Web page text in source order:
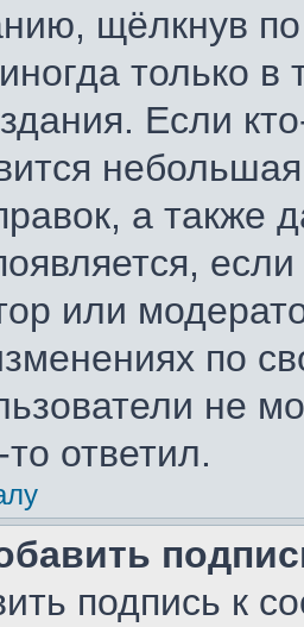
щёлкнув
только в
Если
а также
или
по
не
ответил.
подпись к